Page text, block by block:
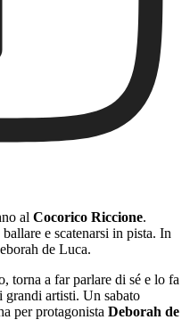
al Cocorico Riccione.
e scatenarsi in pista. In
de Luca.
torna a far parlare di sé e lo fa
grandi artisti. Un sabato
per protagonista Deborah de